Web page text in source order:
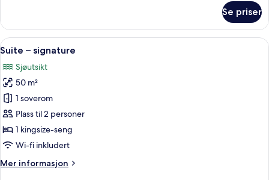
–
deluxe,
balkong,
Se priser
Åpne
alle
bildene
av
Suite
–
signature
Suite – signature | 1 soverom,
7
Suite – signature
Sjøutsikt
50 m²
1 soverom
Plass til 2 personer
1 kingsize-seng
Wi-fi inkludert
Mer informasjon
Mer